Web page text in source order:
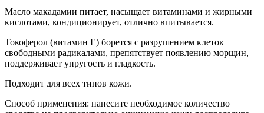
Масло макадамии питает, насыщает витаминами и жирными
кислотами, кондиционирует, отлично впитывается.
Токоферол (витамин E) борется с разрушением клеток
свободными радикалами, препятствует появлению морщин,
поддерживает упругость и гладкость.
Подходит для всех типов кожи.
Способ применения: нанесите необходимое количество